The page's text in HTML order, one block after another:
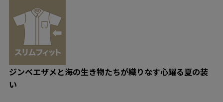
ジンベエザメと海の生き物たちが織りなす心躍る夏の装
い